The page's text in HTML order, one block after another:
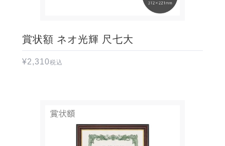
賞状額 ネオ光輝 尺七大
¥2,310税込